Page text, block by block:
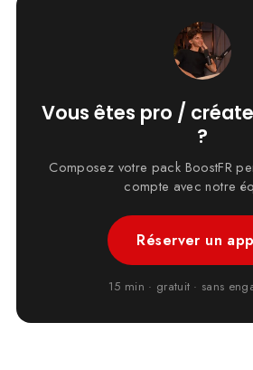
Vous êtes pro /
?
Composez votre pack BoostFR
compte avec notre
Réserver un
15 min · gratuit · sans